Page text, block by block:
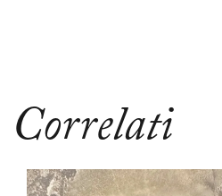
Correlati